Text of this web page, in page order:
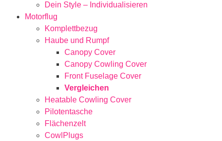
Dein Style – Individualisieren
Motorflug
Komplettbezug
Haube und Rumpf
Canopy Cover
Canopy Cowling Cover
Front Fuselage Cover
Vergleichen
Heatable Cowling Cover
Pilotentasche
Flächenzelt
CowlPlugs